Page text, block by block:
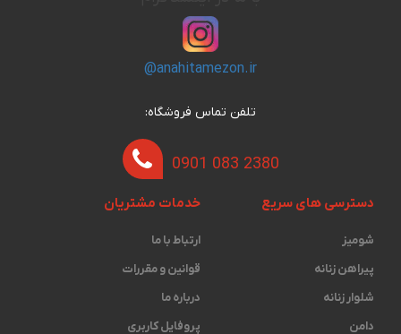
@anahitamezon.ir
تلفن تماس فروشگاه:
0901 083 2380
دسترسی های سریع
شومیز
پیراهن زنانه
شلوار زنانه
دامن
خدمات مشتریان
ارتباط با ما
قوانین و مقررات
درباره ما
پروفایل کاربری